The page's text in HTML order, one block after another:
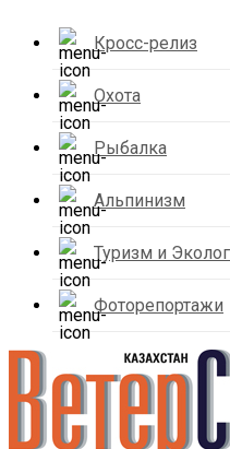
Кросс-релиз
Охота
Рыбалка
Альпинизм
Туризм и
Фоторепортажи